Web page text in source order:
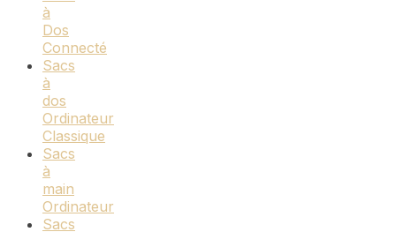
à
Dos
Connecté
Sacs
à
dos
Ordinateur
Classique
Sacs
à
main
Ordinateur
Sacs